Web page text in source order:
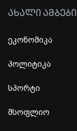
ᲐᲮᲐᲚᲘ ᲐᲛᲑᲔᲑᲘ
ეკონომიკა
პოლიტიკა
სპორტი
მსოფლიო